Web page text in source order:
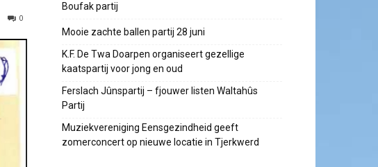
0
Boufak partij
Mooie zachte ballen partij 28 juni
K.F. De Twa Doarpen organiseert gezellige
kaatspartij voor jong en oud
Ferslach Jûnspartij – fjouwer listen Waltahûs
Partij
Muziekvereniging Eensgezindheid geeft
zomerconcert op nieuwe locatie in Tjerkwerd